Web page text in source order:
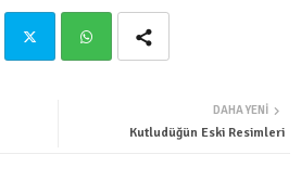
DAHA YENI
Kutludüğün Eski Resimleri